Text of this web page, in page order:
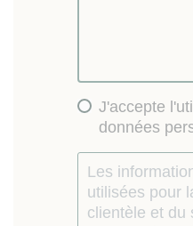
J'accepte
données
Les
utilisées pour
clientèle et du